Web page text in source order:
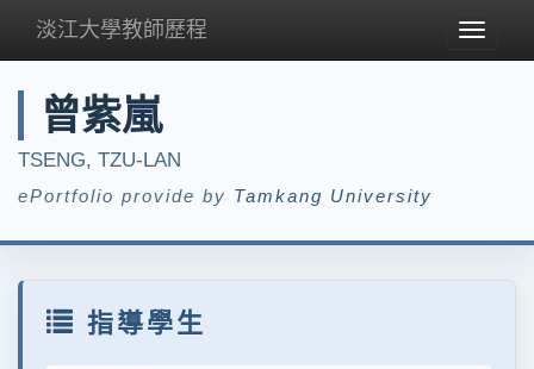
Toggle
淡江大學教師歷程
曾紫嵐
TSENG, TZU-LAN
ePortfolio provide by Tamkang University
指導學生